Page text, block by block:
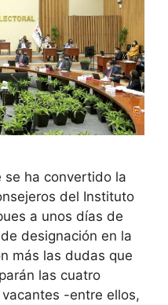
se ha convertido la
del Instituto
a unos días de
designación en la
más las dudas que
las cuatro
-entre ellos,